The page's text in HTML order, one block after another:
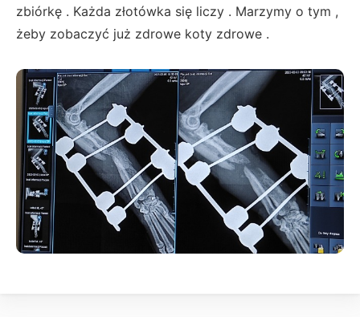
zbiórkę . Każda złotówka się liczy . Marzymy o tym ,
żeby zobaczyć już zdrowe koty zdrowe .